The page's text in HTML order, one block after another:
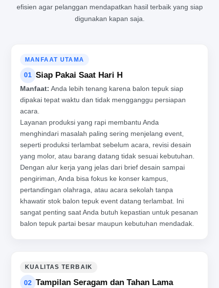
AKTIVITAS PABRIK YANG PADAT
efisien agar pelanggan mendapatkan hasil terbaik yang siap
digunakan kapan saja.
MANFAAT UTAMA
01 Siap Pakai Saat Hari H
Manfaat: Anda lebih tenang karena balon tepuk siap
dipakai tepat waktu dan tidak mengganggu persiapan
acara.
Layanan produksi yang rapi membantu Anda
menghindari masalah paling sering menjelang event,
seperti produksi terlambat sebelum acara, revisi desain
yang molor, atau barang datang tidak sesuai kebutuhan.
Dengan alur kerja yang jelas dari brief desain sampai
pengiriman, Anda bisa fokus ke konser kampus,
pertandingan olahraga, atau acara sekolah tanpa
khawatir stok balon tepuk event datang terlambat. Ini
sangat penting saat Anda butuh kepastian untuk pesanan
balon tepuk partai besar maupun kebutuhan mendadak.
KUALITAS TERBAIK
02 Tampilan Seragam dan Tahan Lama